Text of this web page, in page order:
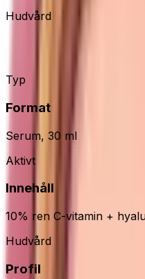
Hudvård
La Roche-Posay
Typ
Format
Serum, 30 ml
Aktivt
Innehåll
10% ren C-vitamin +
Hudvård
Profil